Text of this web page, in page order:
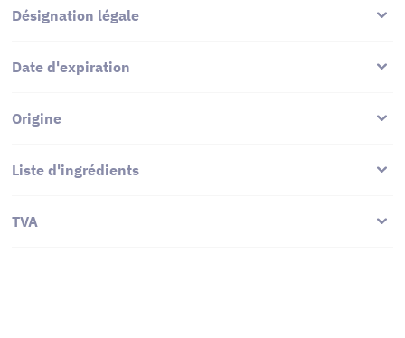
Désignation légale
Date d'expiration
Origine
Liste d'ingrédients
TVA